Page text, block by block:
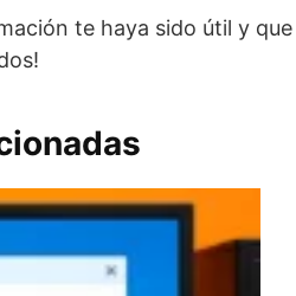
te haya sido útil y